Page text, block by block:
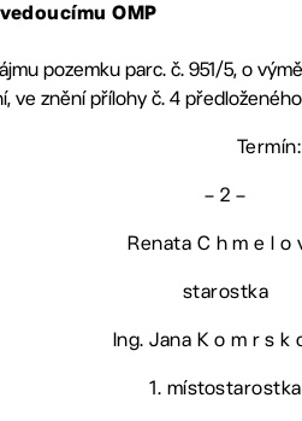
OMP
pozemku parc. č. 951/5, o
ve znění přílohy č. 4
– 2 –
Renata C h m e l o
starostka
Ing. Jana K o m r s k
1. místostarostka